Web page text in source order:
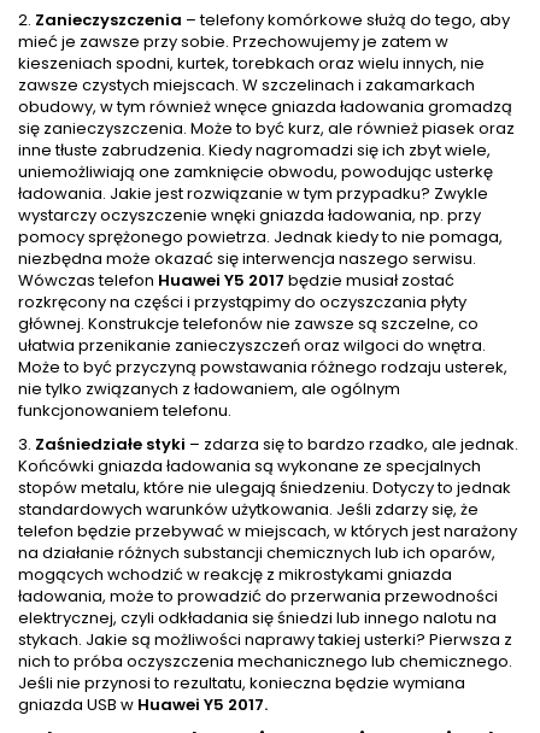
2. Zanieczyszczenia – telefony komórkowe służą do tego, aby
mieć je zawsze przy sobie. Przechowujemy je zatem w
kieszeniach spodni, kurtek, torebkach oraz wielu innych, nie
zawsze czystych miejscach. W szczelinach i zakamarkach
obudowy, w tym również wnęce gniazda ładowania gromadzą
się zanieczyszczenia. Może to być kurz, ale również piasek oraz
inne tłuste zabrudzenia. Kiedy nagromadzi się ich zbyt wiele,
uniemożliwiają one zamknięcie obwodu, powodując usterkę
ładowania. Jakie jest rozwiązanie w tym przypadku? Zwykle
wystarczy oczyszczenie wnęki gniazda ładowania, np. przy
pomocy sprężonego powietrza. Jednak kiedy to nie pomaga,
niezbędna może okazać się interwencja naszego serwisu.
Wówczas telefon Huawei Y5 2017 będzie musiał zostać
rozkręcony na części i przystąpimy do oczyszczania płyty
głównej. Konstrukcje telefonów nie zawsze są szczelne, co
ułatwia przenikanie zanieczyszczeń oraz wilgoci do wnętra.
Może to być przyczyną powstawania różnego rodzaju usterek,
nie tylko związanych z ładowaniem, ale ogólnym
funkcjonowaniem telefonu.
3. Zaśniedziałe styki – zdarza się to bardzo rzadko, ale jednak.
Końcówki gniazda ładowania są wykonane ze specjalnych
stopów metalu, które nie ulegają śniedzeniu. Dotyczy to jednak
standardowych warunków użytkowania. Jeśli zdarzy się, że
telefon będzie przebywać w miejscach, w których jest narażony
na działanie różnych substancji chemicznych lub ich oparów,
mogących wchodzić w reakcję z mikrostykami gniazda
ładowania, może to prowadzić do przerwania przewodności
elektrycznej, czyli odkładania się śniedzi lub innego nalotu na
stykach. Jakie są możliwości naprawy takiej usterki? Pierwsza z
nich to próba oczyszczenia mechanicznego lub chemicznego.
Jeśli nie przynosi to rezultatu, konieczna będzie wymiana
gniazda USB w Huawei Y5 2017.